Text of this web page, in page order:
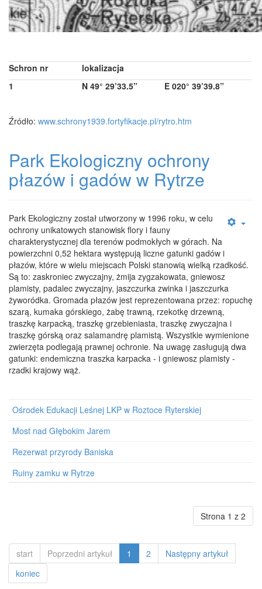
Schron nr
lokalizacja
1
N 49° 29’33.5” E 020° 39’39.8”
Źródło: www.schrony1939.fortyfikacje.pl/rytro.htm
Park Ekologiczny ochrony
płazów i gadów w Rytrze
Park Ekologiczny został utworzony w 1996 roku, w celu
ochrony unikatowych stanowisk flory i fauny
charakterystycznej dla terenów podmokłych w górach. Na
powierzchni 0,52 hektara występują liczne gatunki gadów i
płazów, które w wielu miejscach Polski stanowią wielką rzadkość.
Są to: zaskroniec zwyczajny, żmija zygzakowata, gniewosz
plamisty, padalec zwyczajny, jaszczurka zwinka i jaszczurka
żyworódka. Gromada płazów jest reprezentowana przez: ropuchę
szarą, kumaka górskiego, żabę trawną, rzekotkę drzewną,
traszkę karpacką, traszkę grzebieniasta, traszkę zwyczajna i
traszkę górską oraz salamandrę plamistą. Wszystkie wymienione
zwierzęta podlegają prawnej ochronie. Na uwagę zasługują dwa
gatunki: endemiczna traszka karpacka - i gniewosz plamisty -
rzadki krajowy wąż.
Ośrodek Edukacji Leśnej LKP w Roztoce Ryterskiej
Most nad Głębokim Jarem
Rezerwat przyrody Baniska
Ruiny zamku w Rytrze
Strona 1 z 2
start Poprzedni artykuł 1 2
Następny artykuł
koniec